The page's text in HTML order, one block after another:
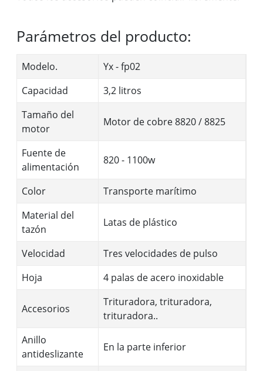
Parámetros del producto:
Modelo.
Yx - fp02
Capacidad
3,2 litros
Tamaño del
motor
Motor de cobre 8820 / 8825
Fuente de
alimentación
820 - 1100w
Color
Transporte marítimo
Material del
tazón
Latas de plástico
Velocidad
Tres velocidades de pulso
Hoja
4 palas de acero inoxidable
Accesorios
Trituradora, trituradora,
trituradora..
Anillo
antideslizante
En la parte inferior